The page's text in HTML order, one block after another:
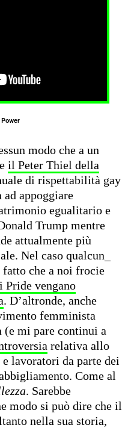
modo che a un
il Peter Thiel della
di rispettabilità gay
ad appoggiare
egualitario e
Trump mentre
attualmente più
Nel caso qualcun_
fatto che a noi frocie
Pride vengano
. D’altronde, anche
femminista
(e mi pare continui a
relativa allo
lavoratori da parte dei
Come al
. Sarebbe
modo si può dire che il
nella sua storia,